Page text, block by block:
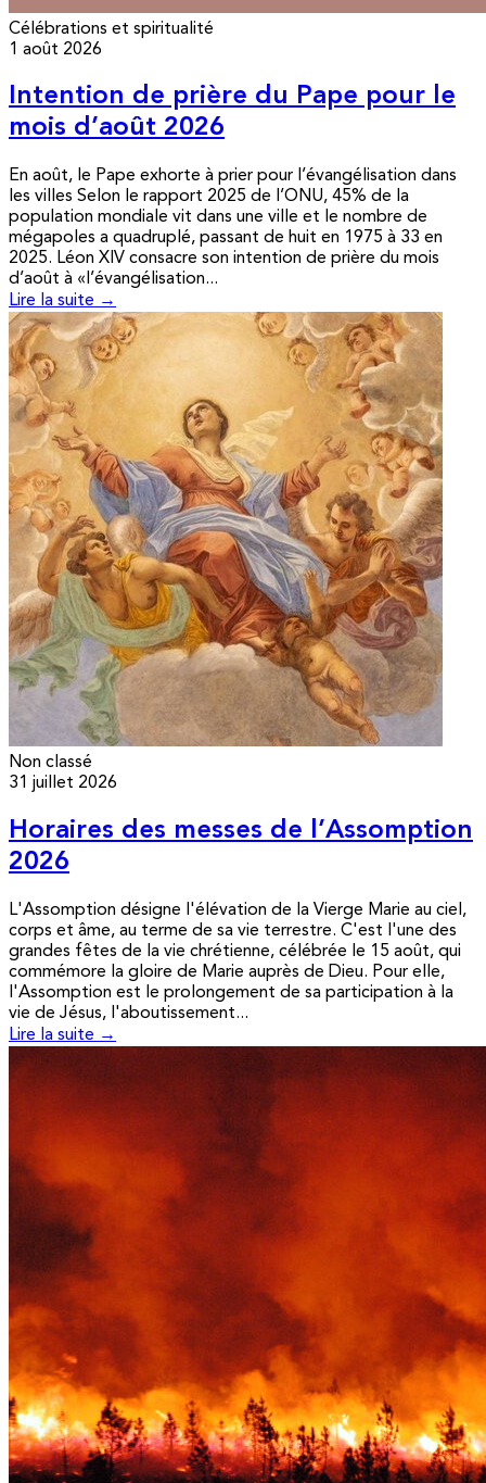
Célébrations et spiritualité
1 août 2026
Intention de prière du Pape pour le
mois d’août 2026
En août, le Pape exhorte à prier pour l’évangélisation dans
les villes Selon le rapport 2025 de l’ONU, 45% de la
population mondiale vit dans une ville et le nombre de
mégapoles a quadruplé, passant de huit en 1975 à 33 en
2025. Léon XIV consacre son intention de prière du mois
d’août à «l’évangélisation...
Lire la suite →
Non classé
31 juillet 2026
Horaires des messes de l’Assomption
2026
L'Assomption désigne l'élévation de la Vierge Marie au ciel,
corps et âme, au terme de sa vie terrestre. C'est l'une des
grandes fêtes de la vie chrétienne, célébrée le 15 août, qui
commémore la gloire de Marie auprès de Dieu. Pour elle,
l'Assomption est le prolongement de sa participation à la
vie de Jésus, l'aboutissement...
Lire la suite →